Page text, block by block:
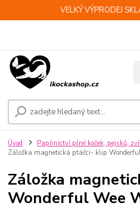
VELKÝ VÝPRODEJ
Úvod Papírnictví plné koček, pejsků,
Záložka magnetická ptáčci- klip
Záložka
Wonderful Wee